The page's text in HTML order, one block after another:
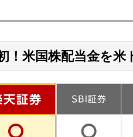
！米国株配当金を米